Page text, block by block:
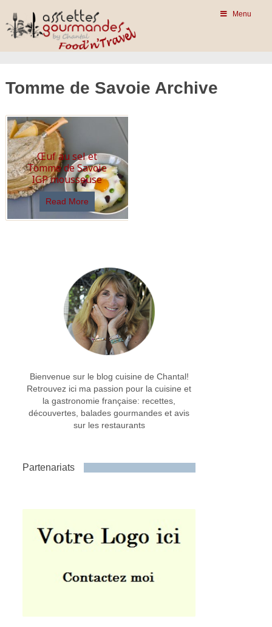
Menu
Tomme de Savoie Archive
Œuf au sel et
Tomme de Savoie
IGP mousseuse
Read More
Bienvenue sur le blog cuisine de Chantal!
Retrouvez ici ma passion pour la cuisine et
la gastronomie française: recettes,
découvertes, balades gourmandes et avis
sur les restaurants
Partenariats